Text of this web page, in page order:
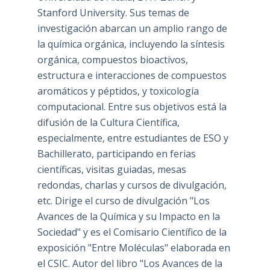
Stanford University. Sus temas de
investigación abarcan un amplio rango de
la química orgánica, incluyendo la síntesis
orgánica, compuestos bioactivos,
estructura e interacciones de compuestos
aromáticos y péptidos, y toxicología
computacional. Entre sus objetivos está la
difusión de la Cultura Científica,
especialmente, entre estudiantes de ESO y
Bachillerato, participando en ferias
científicas, visitas guiadas, mesas
redondas, charlas y cursos de divulgación,
etc. Dirige el curso de divulgación "Los
Avances de la Química y su Impacto en la
Sociedad" y es el Comisario Científico de la
exposición "Entre Moléculas" elaborada en
el CSIC. Autor del libro "Los Avances de la